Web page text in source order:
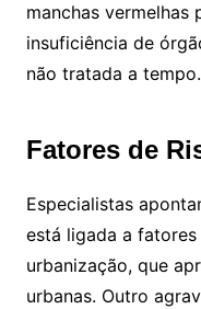
manchas vermelhas
insuficiência de
não tratada a tempo.
Fatores de
Especialistas
está ligada a
urbanização, que
urbanas. Outro